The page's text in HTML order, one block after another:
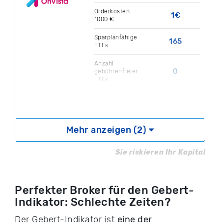
Orderkosten
1000 €
1€
Sparplanfähige
ETFs
165
Anzahl
gebührenfreier
ETFs
0
Testbericht zu OnVista
Mehr anzeigen (2)
Sie riskieren Ihr Kapital
Perfekter Broker für den Gebert-
Indikator: Schlechte Zeiten?
Der Gebert-Indikator ist eine der